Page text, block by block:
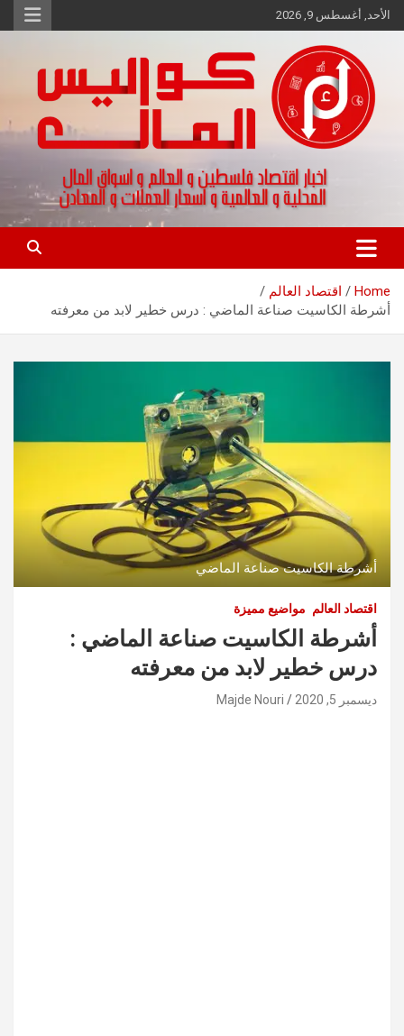
Skip
to
الأحد, أغسطس 9, 2026
كواليس المال
اخبار اقتصاد فلسطين و العالم و تقارير اسواق المال و العملات
Home
اقتصاد العالم
أشرطة الكاسيت صناعة الماضي : درس خطير لابد من معرفته
أشرطة الكاسيت صناعة الماضي
اقتصاد العالم مواضيع مميزة
أشرطة الكاسيت صناعة الماضي :
درس خطير لابد من معرفته
ديسمبر 5, 2020 Majde Nouri